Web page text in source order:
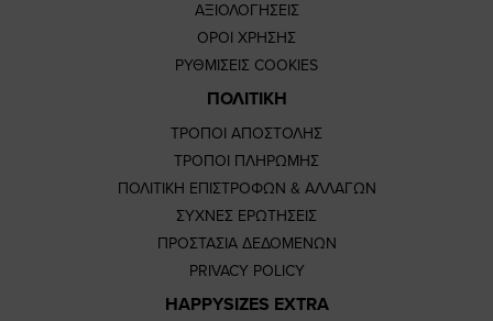
ΑΞΙΟΛΟΓΗΣΕΙΣ
ΟΡΟΙ ΧΡΗΣΗΣ
ΡΥΘΜΙΣΕΙΣ COOKIES
ΠΟΛΙΤΙΚΗ
ΤΡΟΠΟΙ ΑΠΟΣΤΟΛΗΣ
ΤΡΟΠΟΙ ΠΛΗΡΩΜΗΣ
ΠΟΛΙΤΙΚΗ ΕΠΙΣΤΡΟΦΩΝ & ΑΛΛΑΓΩΝ
ΣΥΧΝΕΣ ΕΡΩΤΗΣΕΙΣ
ΠΡΟΣΤΑΣΙΑ ΔΕΔΟΜΕΝΩΝ
PRIVACY POLICY
HAPPYSIZES EXTRA